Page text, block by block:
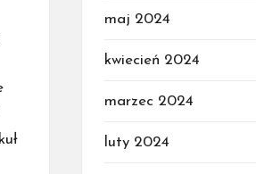
maj 2024
kwiecień 2024
marzec 2024
luty 2024